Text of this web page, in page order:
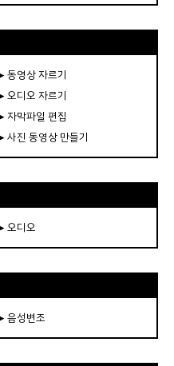
▸ 동영상 자르기
▸ 오디오 자르기
▸ 자막파일 편집
▸ 사진 동영상 만들기
▸ 오디오
▸ 음성변조